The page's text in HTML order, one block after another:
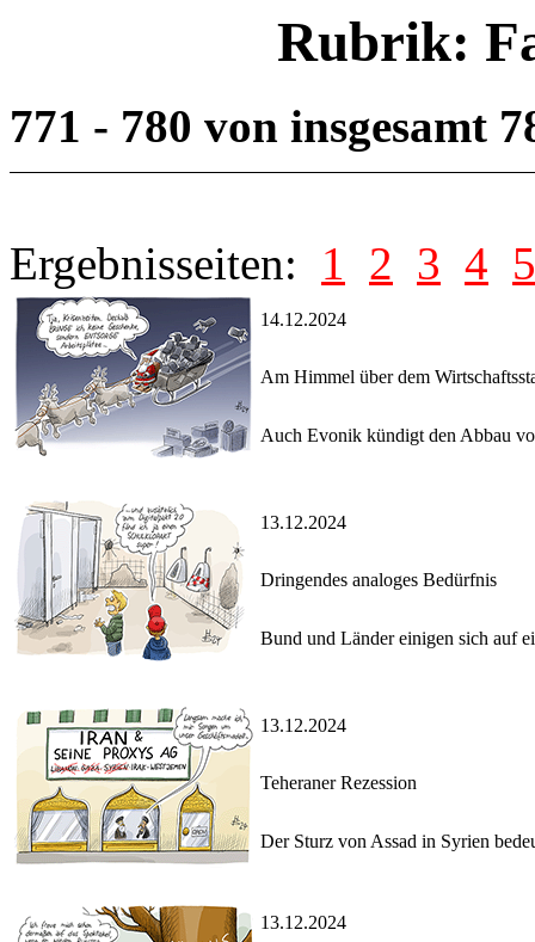
Rubrik:
771 - 780 von insgesamt
Ergebnisseiten: 1 2 3 4 5
14.12.2024
Am Himmel über dem
Auch Evonik kündigt den Abbau
13.12.2024
Dringendes analoges Bedürfnis
Bund und Länder einigen sich auf
13.12.2024
Teheraner Rezession
Der Sturz von Assad in Syrien
13.12.2024